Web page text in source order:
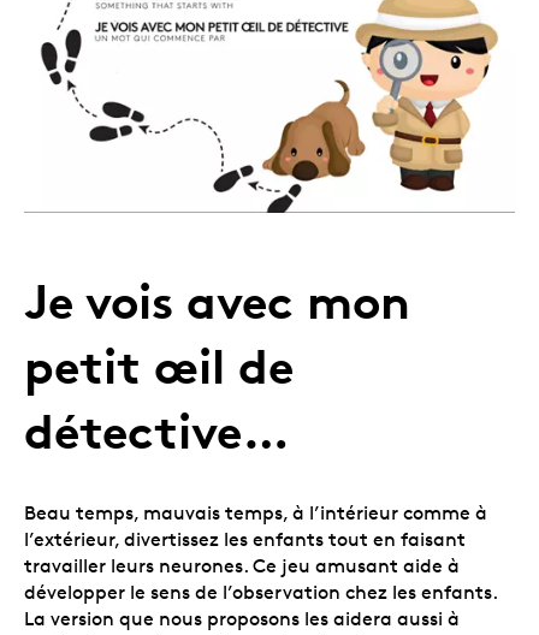
Je vois avec mon
petit œil de
détective…
Beau temps, mauvais temps, à l’intérieur comme à
l’extérieur, divertissez les enfants tout en faisant
travailler leurs neurones. Ce jeu amusant aide à
développer le sens de l’observation chez les enfants.
La version que nous proposons les aidera aussi à